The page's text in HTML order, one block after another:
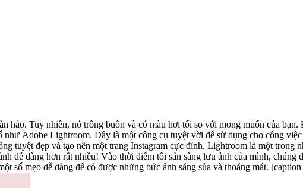
và có màu hơi tối so với mong muốn của bạn. Đừng lo! Để tạo ra một bức ảnh sáng và thoáng như máy ảnh DSLR,
như Adobe Lightroom. Đây là một công cụ tuyệt vời để sử dụng cho công
Lightroom là một trong những ứng dụng yêu thích cá nhân của Metric Leo trong số các dòng
dễ dàng hơn rất nhiều! Vào thời điểm tôi sẵn sàng lưu ảnh của mình,
mà đáng ra tôi cần